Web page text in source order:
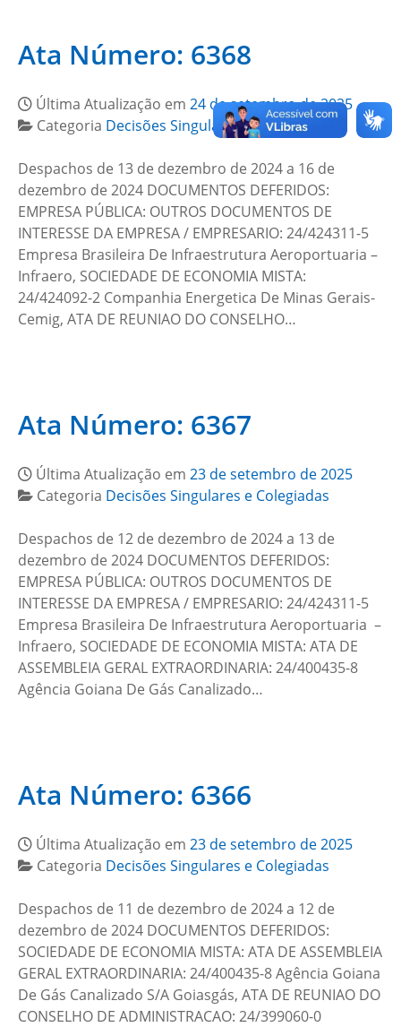
Ata Número: 6368
Última Atualização em 24 de setembro de 2025
Categoria Decisões Singulares e Colegiadas
Despachos de 13 de dezembro de 2024 a 16 de
dezembro de 2024 DOCUMENTOS DEFERIDOS:
EMPRESA PÚBLICA: OUTROS DOCUMENTOS DE
INTERESSE DA EMPRESA / EMPRESARIO: 24/424311-5
Empresa Brasileira De Infraestrutura Aeroportuaria –
Infraero, SOCIEDADE DE ECONOMIA MISTA:
24/424092-2 Companhia Energetica De Minas Gerais-
Cemig, ATA DE REUNIAO DO CONSELHO…
Ata Número: 6367
Última Atualização em 23 de setembro de 2025
Categoria Decisões Singulares e Colegiadas
Despachos de 12 de dezembro de 2024 a 13 de
dezembro de 2024 DOCUMENTOS DEFERIDOS:
EMPRESA PÚBLICA: OUTROS DOCUMENTOS DE
INTERESSE DA EMPRESA / EMPRESARIO: 24/424311-5
Empresa Brasileira De Infraestrutura Aeroportuaria –
Infraero, SOCIEDADE DE ECONOMIA MISTA: ATA DE
ASSEMBLEIA GERAL EXTRAORDINARIA: 24/400435-8
Agência Goiana De Gás Canalizado…
Ata Número: 6366
Última Atualização em 23 de setembro de 2025
Categoria Decisões Singulares e Colegiadas
Despachos de 11 de dezembro de 2024 a 12 de
dezembro de 2024 DOCUMENTOS DEFERIDOS:
SOCIEDADE DE ECONOMIA MISTA: ATA DE ASSEMBLEIA
GERAL EXTRAORDINARIA: 24/400435-8 Agência Goiana
De Gás Canalizado S/A Goiasgás, ATA DE REUNIAO DO
CONSELHO DE ADMINISTRACAO: 24/399060-0